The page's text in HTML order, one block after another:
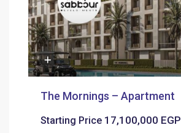
The Mornings – Apartment
Starting Price 17,100,000 EGP